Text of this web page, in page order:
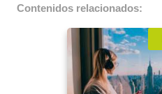
Contenidos relacionados: